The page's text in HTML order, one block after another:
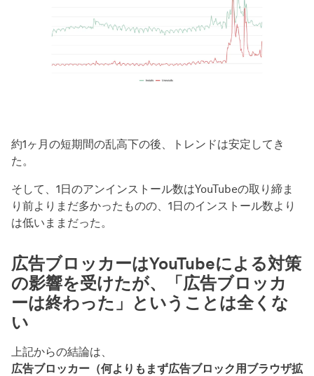
約1ヶ月の短期間の乱高下の後、トレンドは安定してき
た。
そして、1日のアンインストール数はYouTubeの取り締ま
り前よりまだ多かったものの、1日のインストール数より
は低いままだった。
広告ブロッカーはYouTubeによる対策
の影響を受けたが、「広告ブロッカ
ーは終わった」ということは全くな
い
上記からの結論は、
広告ブロッカー（何よりもまず広告ブロック用ブラウザ拡